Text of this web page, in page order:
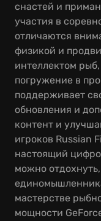
снастей и
участия в
отличаются
физикой и
интеллектом
погружение в
поддерживает
обновления и
контент и
игроков Russian
настоящий
можно
мастерстве
мощности